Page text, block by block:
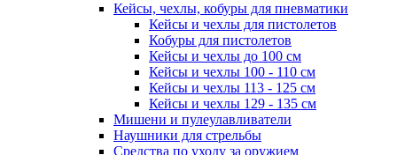
Кейсы, чехлы, кобуры для пневматики
Кейсы и чехлы для пистолетов
Кобуры для пистолетов
Кейсы и чехлы до 100 см
Кейсы и чехлы 100 - 110 см
Кейсы и чехлы 113 - 125 см
Кейсы и чехлы 129 - 135 см
Мишени и пулеулавливатели
Наушники для стрельбы
Средства по уходу за оружием